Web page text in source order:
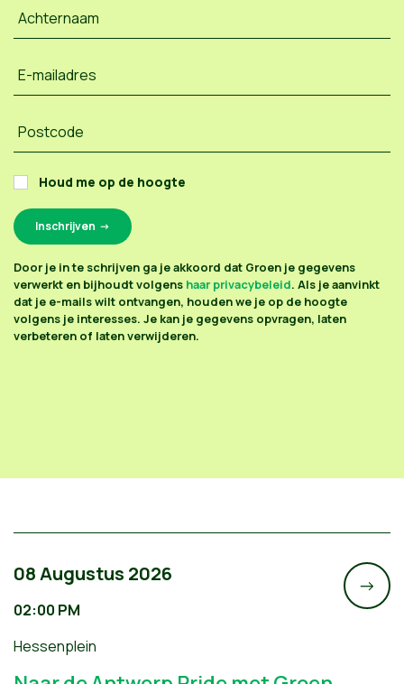
Achternaam
E-mailadres
Postcode
Houd me op de hoogte
Door je in te schrijven ga je akkoord dat Groen je gegevens
verwerkt en bijhoudt volgens haar privacybeleid. Als je aanvinkt
dat je e-mails wilt ontvangen, houden we je op de hoogte
volgens je interesses. Je kan je gegevens opvragen, laten
verbeteren of laten verwijderen.
08 Augustus 2026
02:00 PM
Hessenplein
->